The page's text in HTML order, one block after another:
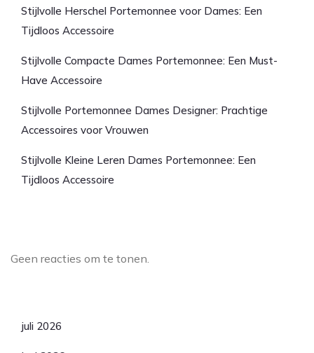
Stijlvolle Herschel Portemonnee voor Dames: Een
Tijdloos Accessoire
Stijlvolle Compacte Dames Portemonnee: Een Must-
Have Accessoire
Stijlvolle Portemonnee Dames Designer: Prachtige
Accessoires voor Vrouwen
Stijlvolle Kleine Leren Dames Portemonnee: Een
Tijdloos Accessoire
Geen reacties om te tonen.
juli 2026